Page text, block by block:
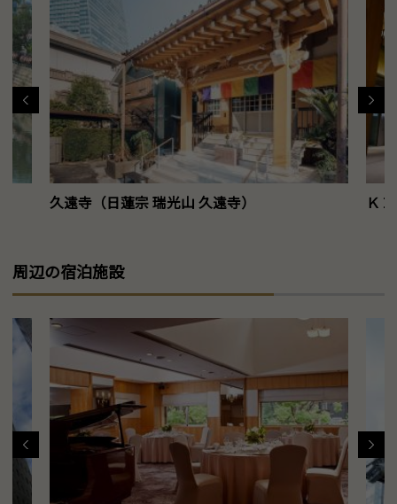
久遠寺（日蓮宗 瑞光山 久遠寺） Ｋ
周辺の宿泊施設